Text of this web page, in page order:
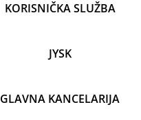
KORISNIČKA SLUŽBA
JYSK
GLAVNA KANCELARIJA